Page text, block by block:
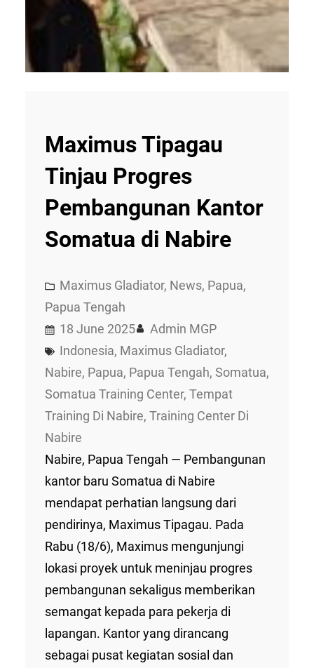
Maximus Tipagau
Tinjau Progres
Pembangunan Kantor
Somatua di Nabire
Maximus Gladiator, News, Papua
Papua Tengah
18 June 2025
Admin MGP
Indonesia, Maximus Gladiator
Nabire, Papua, Papua Tengah, Somatua
Somatua Training Center, Tempat
Training Di Nabire, Training Center Di
Nabire
Nabire, Papua Tengah — Pembangunan
kantor baru Somatua di Nabire
mendapat perhatian langsung dari
pendirinya, Maximus Tipagau. Pada
Rabu (18/6), Maximus mengunjungi
lokasi proyek untuk meninjau progres
pembangunan sekaligus memberikan
semangat kepada para pekerja di
lapangan. Kantor yang dirancang
sebagai pusat kegiatan sosial dan